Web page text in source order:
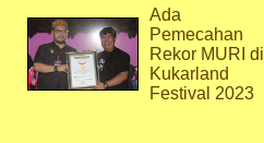
Ada
Pemecahan
Rekor MURI di
Kukarland
Festival 2023